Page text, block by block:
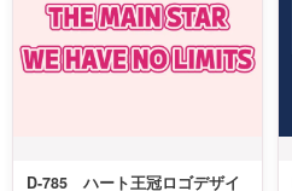
D-785 ハート王冠ロゴデザイ